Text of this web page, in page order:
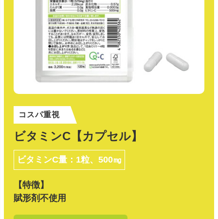
コスパ重視
ビタミンC【カプセル】
ビタミンC量：1粒、500㎎
【特徴】
賦形剤不使用